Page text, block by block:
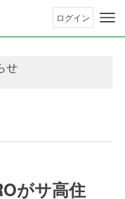
ログイン
皆様へ閲覧本数変更
皆様へ閲覧本数変更
がサ高住